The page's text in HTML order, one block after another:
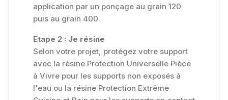
application par un ponçage au grain 120
puis au grain 400.
Etape 2 : Je résine
Selon votre projet, protégez votre support
avec la résine Protection Universelle Pièce
à Vivre pour les supports non exposés à
l'eau ou la résine Protection Extrême